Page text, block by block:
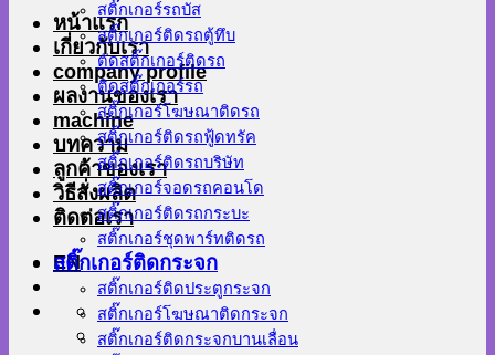
หน้าแรก
เกี่ยวกับเรา
company profile
ผลงานของเรา
machine
บทความ
ลูกค้าของเรา
วิธีสั่งผลิต
ติดต่อเรา
EN
สติ๊กเกอร์รถบัส
สติ๊กเกอร์ติดรถตู้ทึบ
ตัดสติ๊กเกอร์ติดรถ
ติดสติ๊กเกอร์รถ
สติ๊กเกอร์โฆษณาติดรถ
สติ๊กเกอร์ติดรถฟู้ดทรัค
สติ๊กเกอร์ติดรถบริษัท
สติ๊กเกอร์จอดรถคอนโด
สติ๊กเกอร์ติดรถกระบะ
สติ๊กเกอร์ชุดพาร์ทติดรถ
สติ๊กเกอร์ติดกระจก
สติ๊กเกอร์ติดประตูกระจก
สติ๊กเกอร์โฆษณาติดกระจก
สติ๊กเกอร์ติดกระจกบานเลื่อน